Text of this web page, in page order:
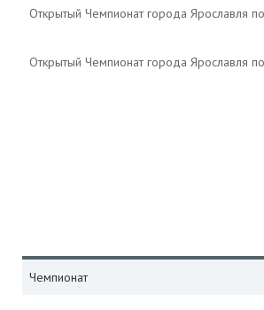
Открытый Чемпионат города Ярославля
Открытый Чемпионат города Ярославля
Чемпионат